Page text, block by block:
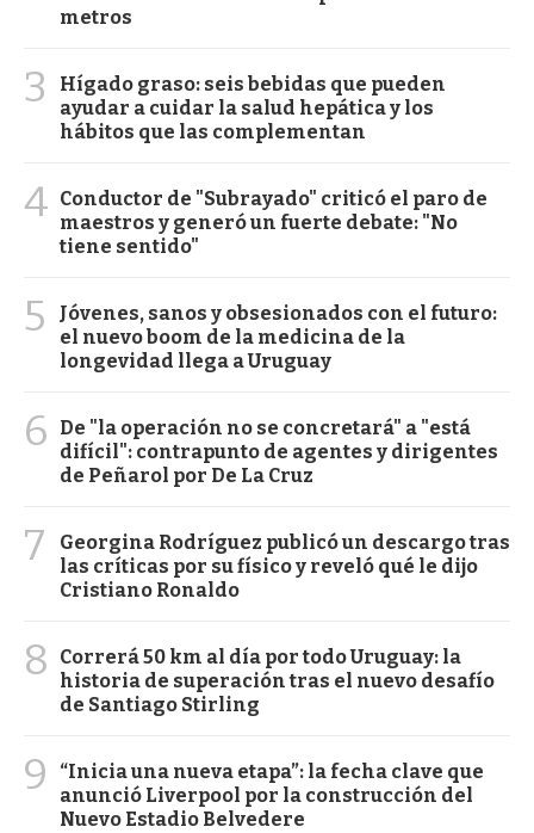
metros
3
Hígado graso: seis bebidas que pueden
ayudar a cuidar la salud hepática y los
hábitos que las complementan
4 Conductor de "Subrayado" criticó el paro de
maestros y generó un fuerte debate: "No
tiene sentido"
5
Jóvenes, sanos y obsesionados con el futuro:
el nuevo boom de la medicina de la
longevidad llega a Uruguay
6
De "la operación no se concretará" a "está
difícil": contrapunto de agentes y dirigentes
de Peñarol por De La Cruz
7
Georgina Rodríguez publicó un descargo tras
las críticas por su físico y reveló qué le dijo
Cristiano Ronaldo
8
Correrá 50 km al día por todo Uruguay: la
historia de superación tras el nuevo desafío
de Santiago Stirling
9
“Inicia una nueva etapa”: la fecha clave que
anunció Liverpool por la construcción del
Nuevo Estadio Belvedere